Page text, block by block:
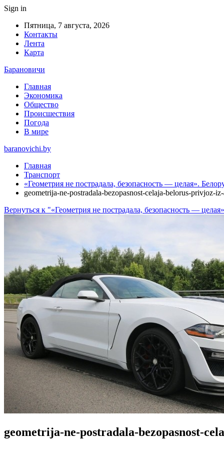
Sign in
Пятница, 7 августа, 2026
Контакты
Лента
Карта
Барановичи
Главная
Экономика
Общество
Происшествия
Погода
В мире
baranovichi.by
Главная
Транспорт
«Геометрия не пострадала, безопасность — целая».
geometrija-ne-postradala-bezopasnost-celaja-belorus-privjoz-
Вернуться к "«Геометрия не пострадала, безопасность —
geometrija-ne-postradala-bezopasnost-